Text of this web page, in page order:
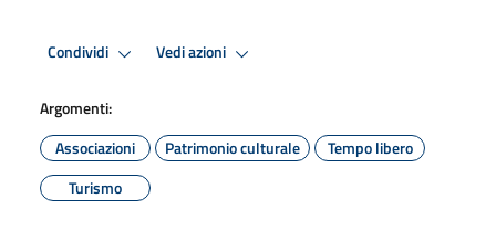
Condividi Vedi azioni
Argomenti:
Associazioni
Patrimonio culturale
Tempo libero
Turismo